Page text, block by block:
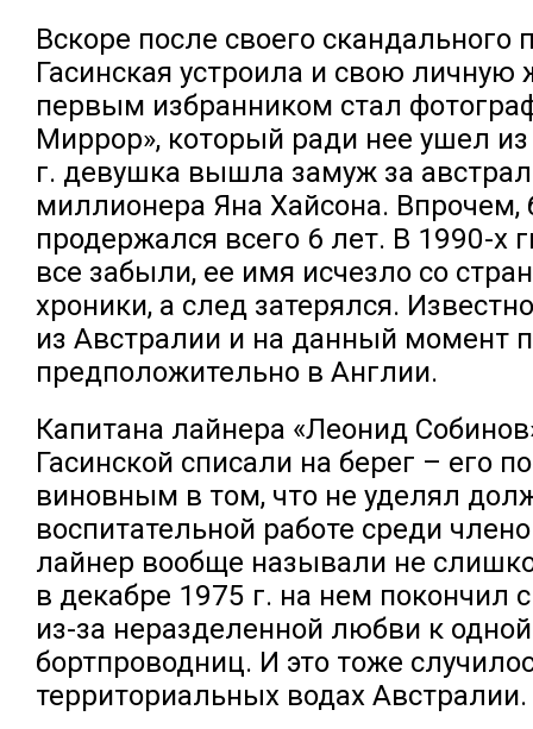
Вскоре после своего скандального
Гасинская устроила и свою личную
первым избранником стал
Миррор», который ради нее ушел
г. девушка вышла замуж за
миллионера Яна Хайсона. Впрочем,
продержался всего 6 лет. В 1990-х
все забыли, ее имя исчезло со
хроники, а след затерялся.
из Австралии и на данный момент
предположительно в Англии.
Капитана лайнера «Леонид
Гасинской списали на берег – его
виновным в том, что не уделял
воспитательной работе среди
лайнер вообще называли не
в декабре 1975 г. на нем покончил
из-за неразделенной любви к
бортпроводниц. И это тоже
территориальных водах Австралии.